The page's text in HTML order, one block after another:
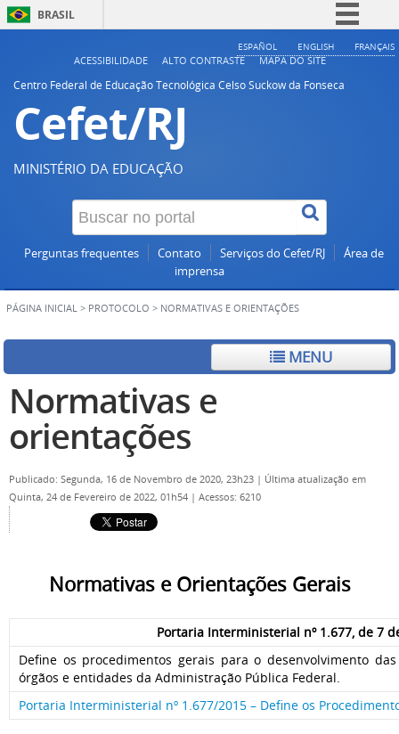
BRASIL
Simplifique!
ESPAÑOL ENGLISH FRANÇAIS
ACESSIBILIDADE ALTO CONTRASTE
MAPA DO SITE
Centro Federal de Educação Tecnológica Celso Suckow da Fonseca
Cefet/RJ
MINISTÉRIO DA EDUCAÇÃO
Perguntas frequentes Contato Serviços do Cefet/RJ
Área de
imprensa
PÁGINA INICIAL > PROTOCOLO > NORMATIVAS E ORIENTAÇÕES
MENU
Normativas e
orientações
Publicado: Segunda, 16 de Novembro de 2020, 23h23 | Última atualização em
Quinta, 24 de Fevereiro de 2022, 01h54 | Acessos: 6210
Normativas e Orientações Gerais
Portaria Interministerial nº 1.677, de 7
Define os procedimentos gerais para o desenvolvimento
órgãos e entidades da Administração Pública Federal.
Portaria Interministerial nº 1.677/2015 – Define os